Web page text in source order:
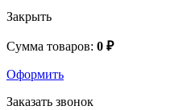
Закрыть
Сумма товаров: 0 ₽
Оформить
Заказать звонок